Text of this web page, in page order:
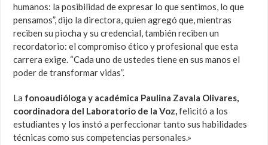
humanos: la posibilidad de expresar lo que sentimos, lo que
pensamos”, dijo la directora, quien agregó que, mientras
reciben su piocha y su credencial, también reciben un
recordatorio: el compromiso ético y profesional que esta
carrera exige. “Cada uno de ustedes tiene en sus manos el
poder de transformar vidas”.
La fonoaudióloga y académica Paulina Zavala Olivares,
coordinadora del Laboratorio de la Voz,felicitó a los
estudiantes y los instó a perfeccionar tanto sus habilidades
técnicas como sus competencias personales.»